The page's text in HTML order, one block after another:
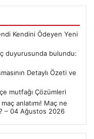
Kendini Ödeyen Yeni
duyurusunda bulundu:
Detaylı Özeti ve
mutfağı Çözümleri
anlatımı! Maç ne
– 04 Ağustos 2026